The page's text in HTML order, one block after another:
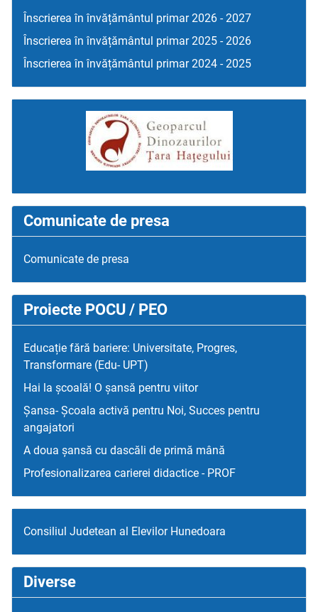
Înscrierea în învățământul primar 2026 - 2027
Înscrierea în învățământul primar 2025 - 2026
Înscrierea în învățământul primar 2024 - 2025
Comunicate de presa
Comunicate de presa
Proiecte POCU / PEO
Educație fără bariere: Universitate, Progres,
Transformare (Edu- UPT)
Hai la școală! O șansă pentru viitor
Șansa- Școala activă pentru Noi, Succes pentru
angajatori
A doua șansă cu dascăli de primă mână
Profesionalizarea carierei didactice - PROF
Consiliul Judetean al Elevilor Hunedoara
Diverse